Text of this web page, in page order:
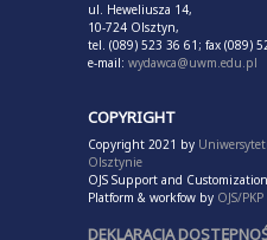
ul. Heweliusza 14,
10-724 Olsztyn,
tel. (089) 523 36 61; fax (089)
e-mail: wydawca@uwm.edu.pl
COPYRIGHT
Copyright 2021 by
Olsztynie
OJS Support and
Platform & workfow by OJS/PKP
DEKLARACJA